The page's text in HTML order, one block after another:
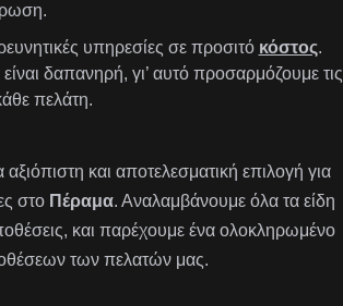
υπηρεσίες σε προσιτό κόστος.
δαπανηρή, γι’ αυτό προσαρμόζουμε τις
πελάτη.
αξιόπιστη και αποτελεσματική επιλογή για
στο Πέραμα. Αναλαμβάνουμε όλα τα είδη
και παρέχουμε ένα ολοκληρωμένο
των πελατών μας.